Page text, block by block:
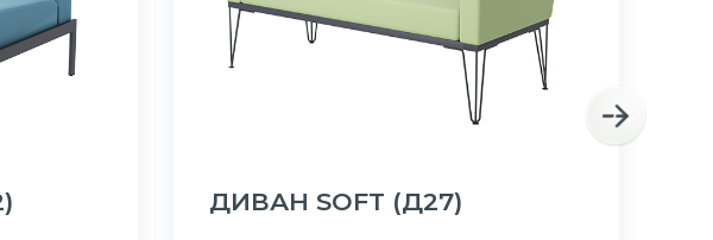
ДИВАН SOFT (Д27)